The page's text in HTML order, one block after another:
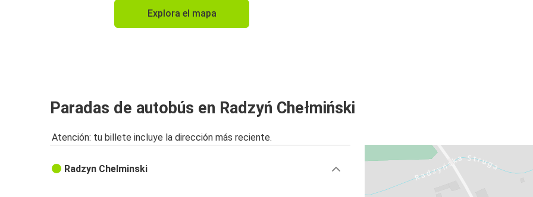
Explora el mapa
Paradas de autobús en Radzyń Chełmiński
Atención: tu billete incluye la dirección más reciente.
Radzyn Chelminski